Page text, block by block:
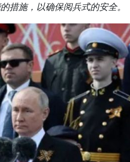
措施，以确保阅兵式的安全。